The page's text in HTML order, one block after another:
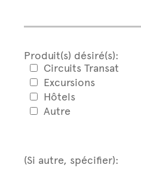
Produit(s) désiré(s):
Circuits Transat
Excursions
Hôtels
Autre
(Si autre, spécifier):